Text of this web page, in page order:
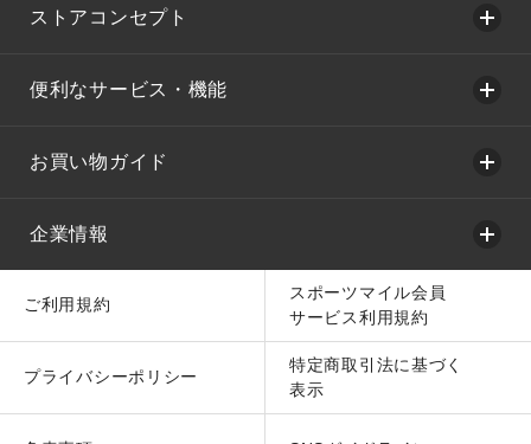
ストアコンセプト
便利なサービス・機能
お買い物ガイド
企業情報
ご利用規約
スポーツマイル会員
サービス利用規約
プライバシーポリシー
特定商取引法に基づく
表示